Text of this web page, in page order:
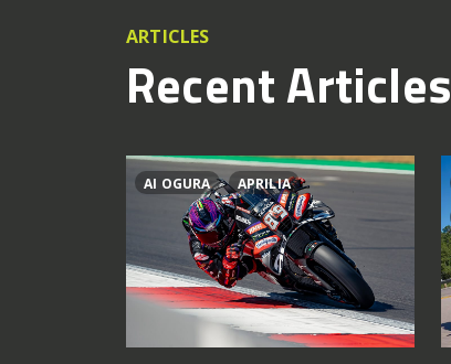
ARTICLES
Recent Articles
AI OGURA APRILIA